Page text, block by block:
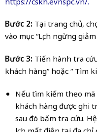
Bước 2: Tại trang chủ,
vào mục “Lịch ngừng
Bước 3: Tiến hành tra
khách hàng” hoặc “ Tìm
Nếu tìm kiếm theo
khách hàng được ghi
sau đó bấm tra cứu.